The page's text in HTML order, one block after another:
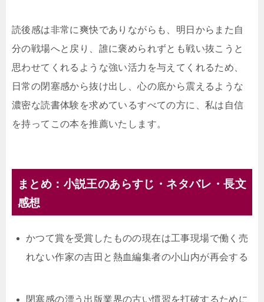
読後感は非常に爽快でありながらも、明日からまた自
分の戦場へと戻り、誰に褒められずとも戦い抜こうと
思わせてくれるような強い活力を与えてくれるため、
日常の閉塞感から抜け出し、心の底から震えるような
濃密な読書体験を求めているすべての方に、私は自信
を持ってこの本を推薦いたします。
まとめ：小説王のあらすじ・ネタバレ・長文
感想
かつて賞を受賞したものの現在は工事現場で働く売
れない作家の吉田と熱血編集者の小山内が再会する
閉塞感の漂う出版業界の古い慣習を打破するために